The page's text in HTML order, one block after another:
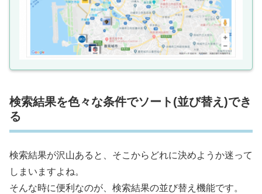
検索結果を色々な条件でソート(並び替え)でき
る
検索結果が沢山あると、そこからどれに決めようか迷って
しまいますよね。
そんな時に便利なのが、検索結果の並び替え機能です。